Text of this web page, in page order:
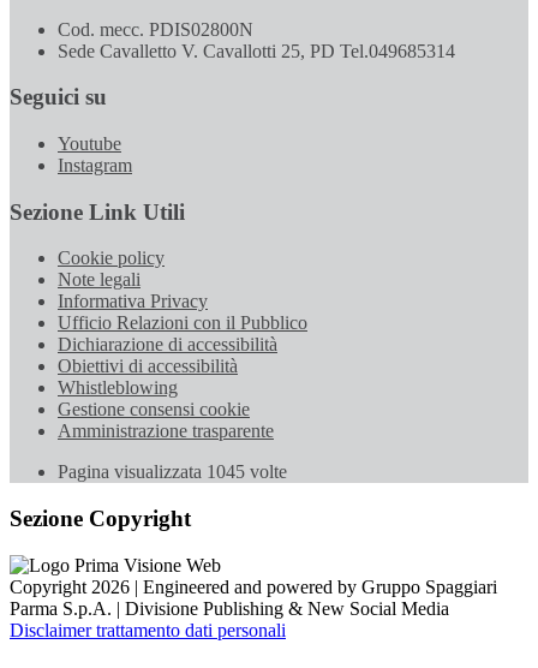
Cod. mecc. PDIS02800N
Sede Cavalletto V. Cavallotti 25, PD Tel.049685314
Seguici su
Youtube
Instagram
Sezione Link Utili
Cookie policy
Note legali
Informativa Privacy
Ufficio Relazioni con il Pubblico
Dichiarazione di accessibilità
Obiettivi di accessibilità
Whistleblowing
Gestione consensi cookie
Amministrazione trasparente
Pagina visualizzata 1045 volte
Sezione Copyright
Copyright 2026 | Engineered and powered by Gruppo Spaggiari
Parma S.p.A. | Divisione Publishing & New Social Media
Disclaimer trattamento dati personali